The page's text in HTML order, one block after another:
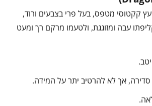
עץ קקטוסי מטפס, בעל פרי בצבעים ורוד,
עבה ומזוגגת, ולטעמו מרקם רך ומעט
אך לא להרטיב יתר על המידה.